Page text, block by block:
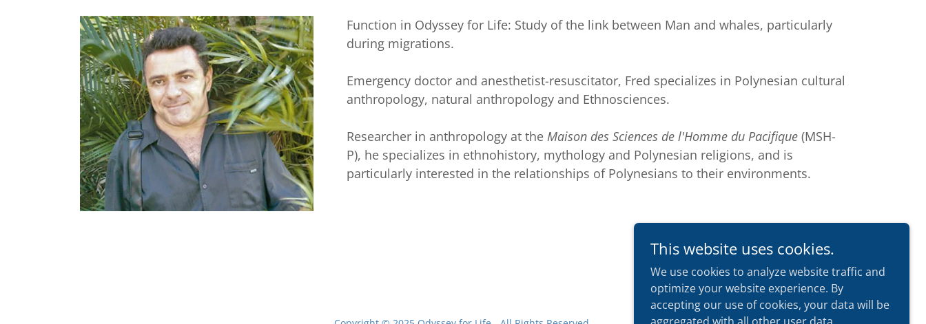
Function in Odyssey for Life: Study of the link between Man and whales, particularly
during migrations.
Emergency doctor and anesthetist-resuscitator, Fred specializes in Polynesian cultural
anthropology, natural anthropology and Ethnosciences.
Researcher in anthropology at the Maison des Sciences de l'Homme du Pacifique(MSH-
P), he specializes in ethnohistory, mythology and Polynesian religions, and is
particularly interested in the relationships of Polynesians to their environments.
This website uses cookies.
We use cookies to analyze website traffic and
optimize your website experience. By
accepting our use of cookies, your data will be